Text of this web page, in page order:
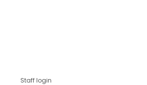
Staff login